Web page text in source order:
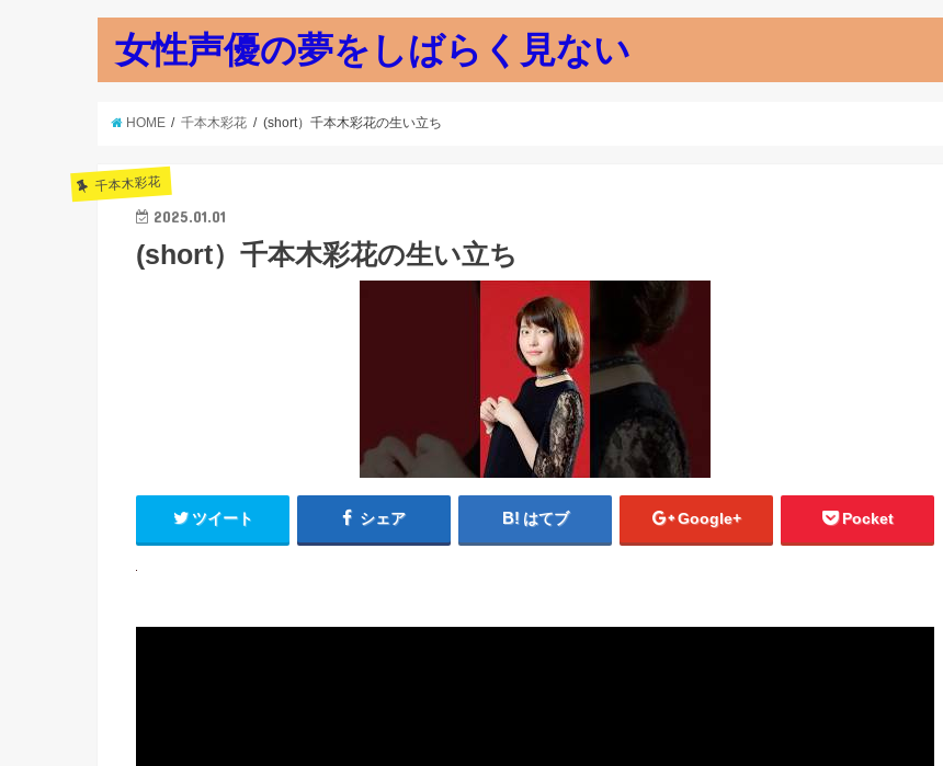
女性声優の夢をしばらく見ない
HOME 千本木彩花 (short）千本木彩花の生い立ち
千本木彩花
2025.01.01
(short）千本木彩花の生い立ち
ツイート シェア はてブ Google+ Pocket